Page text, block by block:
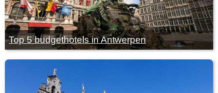
Top 5 budgethotels in Antwerpen